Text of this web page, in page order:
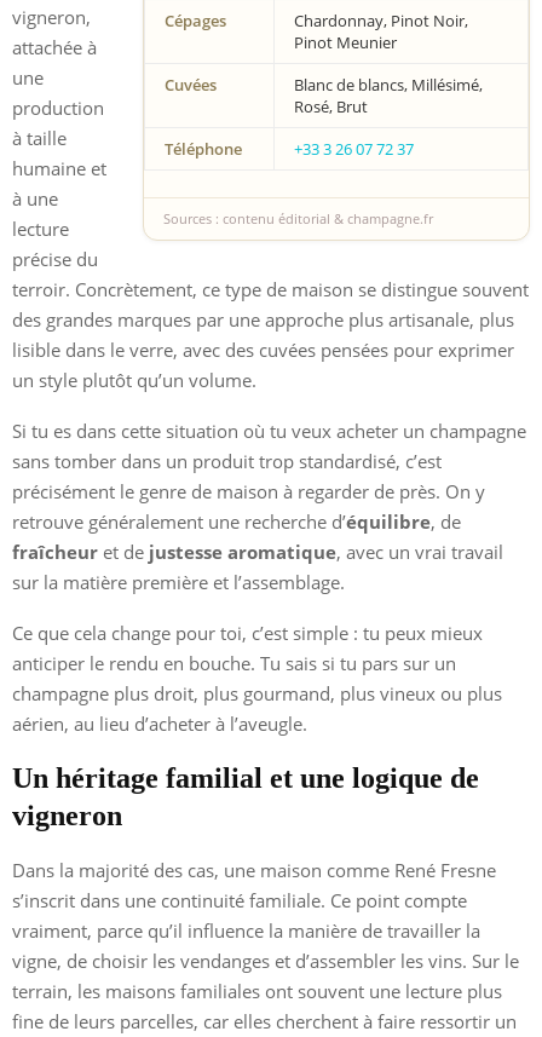
Cépages
Chardonnay, Pinot Noir,
Pinot Meunier
Cuvées
Blanc de blancs, Millésimé,
Rosé, Brut
Téléphone
+33 3 26 07 72 37
Sources : contenu éditorial & champagne.fr
vigneron,
attachée à
une
production
à taille
humaine et
à une
lecture
précise du
terroir. Concrètement, ce type de maison se distingue souvent
des grandes marques par une approche plus artisanale, plus
lisible dans le verre, avec des cuvées pensées pour exprimer
un style plutôt qu’un volume.
Si tu es dans cette situation où tu veux acheter un champagne
sans tomber dans un produit trop standardisé, c’est
précisément le genre de maison à regarder de près. On y
retrouve généralement une recherche d’équilibre, de
fraîcheur et de justesse aromatique, avec un vrai travail
sur la matière première et l’assemblage.
Ce que cela change pour toi, c’est simple : tu peux mieux
anticiper le rendu en bouche. Tu sais si tu pars sur un
champagne plus droit, plus gourmand, plus vineux ou plus
aérien, au lieu d’acheter à l’aveugle.
Un héritage familial et une logique de
vigneron
Dans la majorité des cas, une maison comme René Fresne
s’inscrit dans une continuité familiale. Ce point compte
vraiment, parce qu’il influence la manière de travailler la
vigne, de choisir les vendanges et d’assembler les vins. Sur le
terrain, les maisons familiales ont souvent une lecture plus
fine de leurs parcelles, car elles cherchent à faire ressortir un